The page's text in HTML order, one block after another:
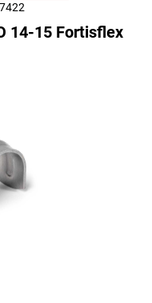
14-15 Fortisflex